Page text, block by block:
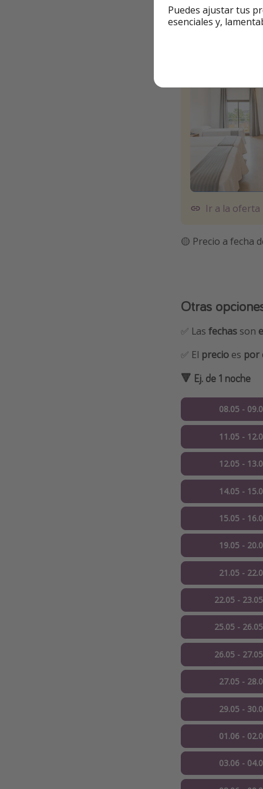
Preciopor noche:
Ir a la oferta
🟡 Precio a fecha
Otras
✅ Las fechas son
✅ El precio es por
🔻 Ej. de 1 noche
08.05 -
11.05 -
12.05 -
14.05 -
15.05 -
19.05 -
21.05 -
22.05 -
25.05 -
26.05 -
27.05 -
29.05 -
01.06 -
03.06 -
Puedes ajustar tus
esenciales y,